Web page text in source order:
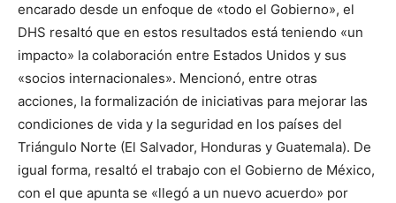
encarado desde un enfoque de «todo el Gobierno», el
DHS resaltó que en estos resultados está teniendo «un
impacto» la colaboración entre Estados Unidos y sus
«socios internacionales». Mencionó, entre otras
acciones, la formalización de iniciativas para mejorar las
condiciones de vida y la seguridad en los países del
Triángulo Norte (El Salvador, Honduras y Guatemala). De
igual forma, resaltó el trabajo con el Gobierno de México,
con el que apunta se «llegó a un nuevo acuerdo» por